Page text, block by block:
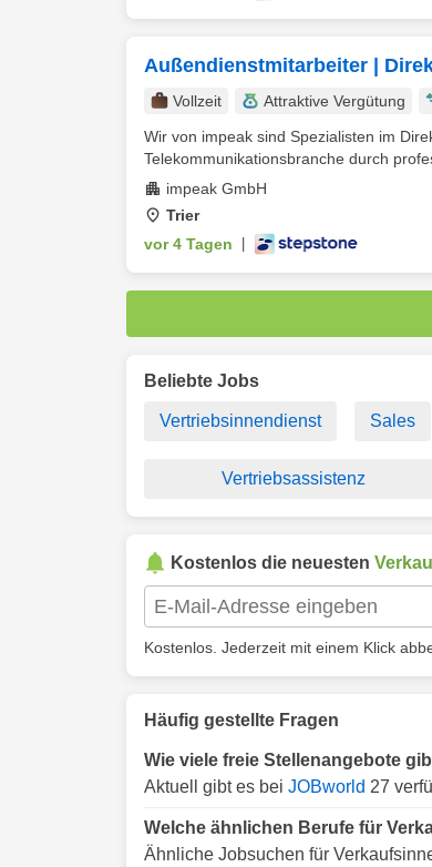
Außendienstmitarbeiter |
Vollzeit Attraktive Vergütung
Wir von impeak sind Spezialisten im
Telekommunikationsbranche durch
impeak GmbH
Trier
vor 4 Tagen
Beliebte Jobs
Vertriebsinnendienst Sales
Vertriebsassistenz
Kostenlos die neuesten
Kostenlos. Jederzeit mit einem Klick
Häufig gestellte Fragen
Wie viele freie Stellenangebote
Aktuell gibt es bei JOBworld 27
Welche ähnlichen Berufe für
Ähnliche Jobsuchen für